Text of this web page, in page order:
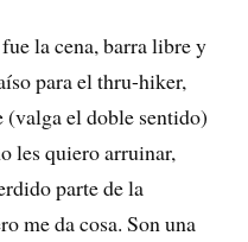
la cena, barra libre y
para el thru-hiker,
(valga el doble sentido)
les quiero arruinar,
parte de la
me da cosa. Son una